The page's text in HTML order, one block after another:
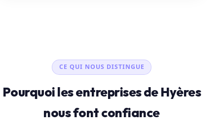
CE QUI NOUS DISTINGUE
Pourquoi les entreprises de Hyères
nous font confiance